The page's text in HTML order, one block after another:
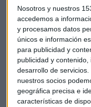
Nosotros y nuestros
accedemos a
y procesamos datos
únicos e información
para publicidad y
publicidad y
desarrollo de servicios.
nuestros socios
geográfica precisa e
características de
"No sabemos si
RamónValdivia
situación que se vive
son muy pocos los
bloqueos, pero muy